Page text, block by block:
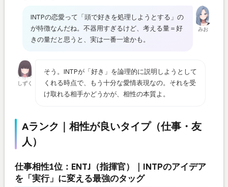
みお
INTPの恋愛って「頭で好きを処理しようとする」の
が特徴なんだね。不器用すぎるけど、考える量＝好
きの量だと思うと、実は一番一途かも。
しずく
そう。INTPが「好き」を論理的に説明しようとして
くれる時点で、もう十分な愛情表現なの。それを受
け取れる相手かどうかが、相性の本質よ。
Aランク｜相性が良いタイプ（仕事・友
人）
仕事相性1位：ENTJ（指揮官）｜INTPのアイデア
を「実行」に変える最強のタッグ